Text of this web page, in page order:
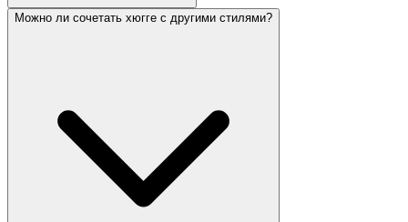
Можно ли сочетать хюгге с другими стилями?